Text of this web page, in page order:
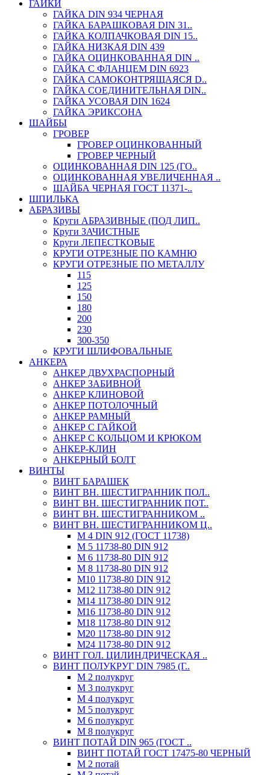
ГАЙКИ
ГАЙКА DIN 934 ЧЕРНАЯ
ГАЙКА БАРАШКОВАЯ DIN 31..
ГАЙКА КОЛПАЧКОВАЯ DIN 15..
ГАЙКА НИЗКАЯ DIN 439
ГАЙКА ОЦИНКОВАННАЯ DIN ..
ГАЙКА С ФЛАНЦЕМ DIN 6923
ГАЙКА САМОКОНТРЯЩАЯСЯ D..
ГАЙКА СОЕДИНИТЕЛЬНАЯ DIN..
ГАЙКА УСОВАЯ DIN 1624
ГАЙКА ЭРИКСОНА
ШАЙБЫ
ГРОВЕР
ГРОВЕР ОЦИНКОВАННЫЙ
ГРОВЕР ЧЕРНЫЙ
ОЦИНКОВАННАЯ DIN 125 (ГО..
ОЦИНКОВАННАЯ УВЕЛИЧЕННАЯ ..
ШАЙБА ЧЕРНАЯ ГОСТ 11371-..
ШПИЛЬКА
АБРАЗИВЫ
Круги АБРАЗИВНЫЕ (ПОД ЛИП..
Круги ЗАЧИСТНЫЕ
Круги ЛЕПЕСТКОВЫЕ
КРУГИ ОТРЕЗНЫЕ ПО КАМНЮ
КРУГИ ОТРЕЗНЫЕ ПО МЕТАЛЛУ
115
125
150
180
200
230
300-350
КРУГИ ШЛИФОВАЛЬНЫЕ
АНКЕРА
АНКЕР ДВУХРАСПОРНЫЙ
АНКЕР ЗАБИВНОЙ
АНКЕР КЛИНОВОЙ
АНКЕР ПОТОЛОЧНЫЙ
АНКЕР РАМНЫЙ
АНКЕР С ГАЙКОЙ
АНКЕР С КОЛЬЦОМ И КРЮКОМ
АНКЕР-КЛИН
АНКЕРНЫЙ БОЛТ
ВИНТЫ
ВИНТ БАРАШЕК
ВИНТ ВН. ШЕСТИГРАННИК ПОЛ..
ВИНТ ВН. ШЕСТИГРАННИК ПОТ..
ВИНТ ВН. ШЕСТИГРАННИКОМ ..
ВИНТ ВН. ШЕСТИГРАННИКОМ Ц..
М 4 DIN 912 (ГОСТ 11738)
М 5 11738-80 DIN 912
М 6 11738-80 DIN 912
М 8 11738-80 DIN 912
М10 11738-80 DIN 912
М12 11738-80 DIN 912
М14 11738-80 DIN 912
М16 11738-80 DIN 912
М18 11738-80 DIN 912
М20 11738-80 DIN 912
М24 11738-80 DIN 912
ВИНТ ГОЛ. ЦИЛИНДРИЧЕСКАЯ ..
ВИНТ ПОЛУКРУГ DIN 7985 (Г..
М 2 полукруг
М 3 полукруг
М 4 полукруг
М 5 полукруг
М 6 полукруг
М 8 полукруг
ВИНТ ПОТАЙ DIN 965 (ГОСТ ..
ВИНТ ПОТАЙ ГОСТ 17475-80 ЧЕРНЫЙ
М 2 потай